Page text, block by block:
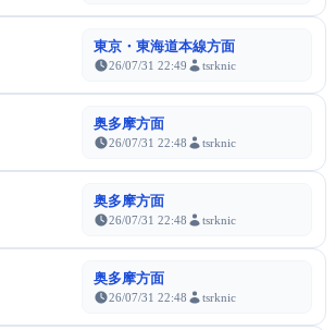
東京・東海道本線方面
26/07/31 22:49 tsrknic
奥多摩方面
26/07/31 22:48 tsrknic
奥多摩方面
26/07/31 22:48 tsrknic
奥多摩方面
26/07/31 22:48 tsrknic